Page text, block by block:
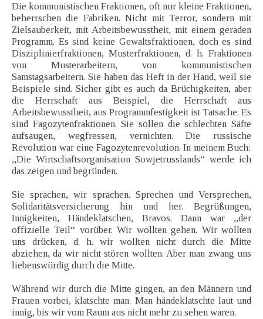
Die kommunistischen Fraktionen, oft nur kleine Fraktionen,
beherrschen die Fabriken. Nicht mit Terror, sondern mit
Zielsauberkeit, mit Arbeitsbewusstheit, mit einem geraden
Programm. Es sind keine Gewaltsfraktionen, doch es sind
Disziplinierfraktionen, Musterfraktionen, d. h. Fraktionen
von Musterarbeitern, von kommunistischen
Samstagsarbeitern. Sie haben das Heft in der Hand, weil sie
Beispiele sind. Sicher gibt es auch da Brüchigkeiten, aber
die Herrschaft aus Beispiel, die Herrschaft aus
Arbeitsbewusstheit, aus Programmfestigkeit ist Tatsache. Es
sind Fagozytenfraktionen. Sie sollen die schlechten Säfte
aufsaugen, wegfressen, vernichten. Die russische
Revolution war eine Fagozytenrevolution. In meinem Buch:
,,Die Wirtschaftsorganisation Sowjetrusslands“ werde ich
das zeigen und begründen.
Sie sprachen, wir sprachen. Sprechen und Versprechen,
Solidaritätsversicherung hin und her. Begrüßungen,
Innigkeiten, Händeklatschen, Bravos. Dann war ,,der
offizielle Teil“ vorüber. Wir wollten gehen. Wir wollten
uns drücken, d. h. wir wollten nicht durch die Mitte
abziehen, da wir nicht stören wollten. Aber man zwang uns
liebenswürdig durch die Mitte.
Während wir durch die Mitte gingen, an den Männern und
Frauen vorbei, klatschte man. Man händeklatschte laut und
innig, bis wir vom Raum aus nicht mehr zu sehen waren.